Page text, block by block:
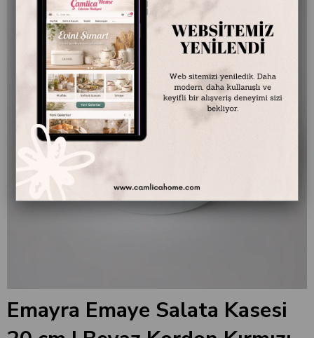
Emayra Emaye Salata Kasesi